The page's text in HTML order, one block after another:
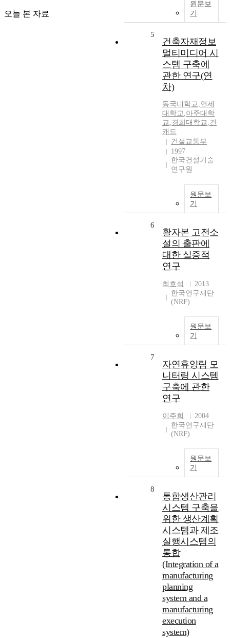
오늘 본 자료
원문보
기
5
건축자재정보
멀티미디어 시
스템 구축에
관한 연구(연
차)
동국대학교,연세
대학교,아주대학
교,경희대학교,건
캐드
건설교통부
1997
한국건설기술
연구원
원문보
기
6
활자본 고전소
설의 출판에
대한 실증적
연구
최호석
2013
한국연구재단
(NRF)
원문보
기
7
자연휴양림 모
니터링 시스템
구축에 관한
연구
이주희
2004
한국연구재단
(NRF)
원문보
기
8
통합생산관리
시스템 구축을
위한 생산계획
시스템과 제조
실행시스템의
통합
(Integration of a
manufacturing
planning
system and a
manufacturing
execution
system)